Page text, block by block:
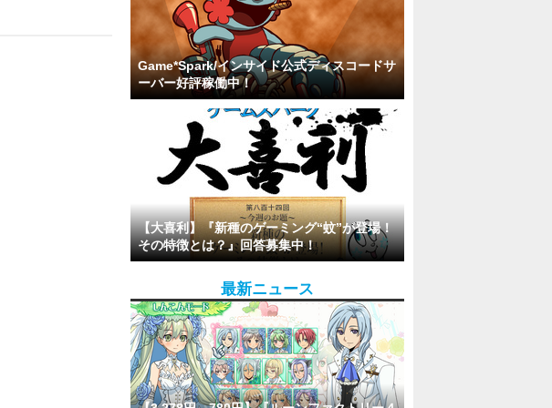
Game*Spark/インサイド公式ディスコードサ
ーバー好評稼働中！
【大喜利】『新種のゲーミング“蚊”が登場！
その特徴とは？』回答募集中！
最新ニュース